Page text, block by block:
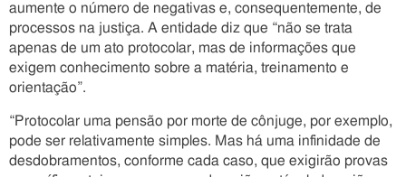
aumente o número de negativas e, consequentemente, de
processos na justiça. A entidade diz que “não se trata
apenas de um ato protocolar, mas de informações que
exigem conhecimento sobre a matéria, treinamento e
orientação”.
“Protocolar uma pensão por morte de cônjuge, por exemplo,
pode ser relativamente simples. Mas há uma infinidade de
desdobramentos, conforme cada caso, que exigirão provas